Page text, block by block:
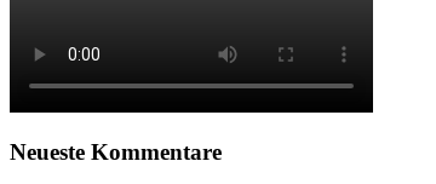
Neueste Kommentare